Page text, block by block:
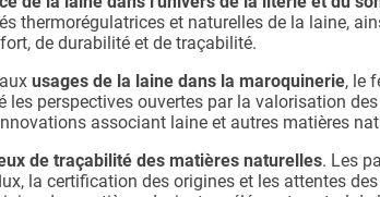
thermorégulatrices et naturelles de la laine,
de durabilité et de traçabilité.
usages de la laine dans la maroquinerie, le
perspectives ouvertes par la valorisation
associant laine et autres matières
de traçabilité des matières naturelles. Les
la certification des origines et les attentes